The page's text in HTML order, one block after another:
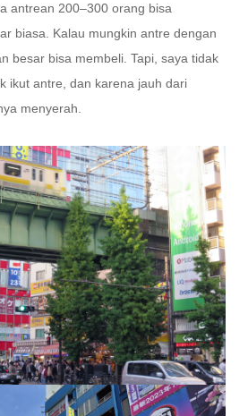
antrean 200–300 orang bisa
biasa. Kalau mungkin antre dengan
besar bisa membeli. Tapi, saya tidak
ikut antre, dan karena jauh dari
menyerah.